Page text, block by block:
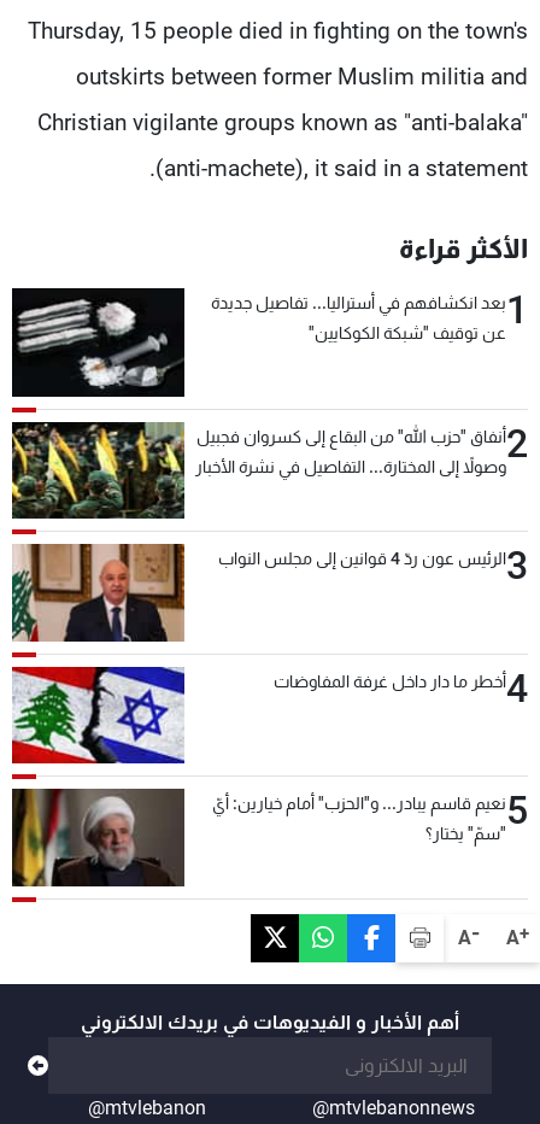
A+
A-
Thursday, 15 people died in fighting on the town's
outskirts between former Muslim militia and
Christian vigilante groups known as "anti-balaka"
(anti-machete), it said in a statement.
الأكثر قراءة
1بعد انكشافهم في أستراليا... تفاصيل جديدة
عن توقيف "شبكة الكوكايين"
2أنفاق "حزب الله" من البقاع إلى كسروان فجبيل
وصولاً إلى المختارة... التفاصيل في نشرة الأخبار
3الرئيس عون ردّ 4 قوانين إلى مجلس النواب
4أخطر ما دار داخل غرفة المفاوضات
5نعيم قاسم يبادر... و"الحزب" أمام خيارين: أيّ
"سمّ" يختار؟
أهم الأخبار و الفيديوهات في بريدك الالكتروني
@mtvlebanonnews
@mtvlebanon